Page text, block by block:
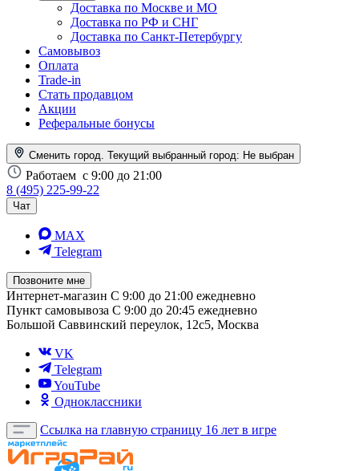
Доставка по Москве и МО
Доставка по РФ и СНГ
Доставка по Санкт-Петербургу
Самовывоз
Оплата
Trade-in
Стать продавцом
Акции
Реферальные бонусы
Сменить город. Текущий выбранный город: Не выбран
Работаем с 9:00 до 21:00
8 (495) 225-99-22
Чат
MAX
Telegram
Позвоните мне
Интернет-магазин С 9:00 до 21:00 ежедневно
Пункт самовывоза С 9:00 до 20:45 ежедневно
Большой Саввинский переулок, 12с5, Москва
VK
Telegram
YouTube
Одноклассники
Ссылка на главную страницу 16 лет в игре